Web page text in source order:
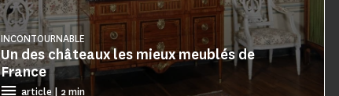
Un des châteaux les mieux meublés de
France
INCONTOURNABLE
article | 2 min